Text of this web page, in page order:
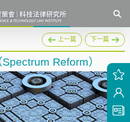
上一篇 下一篇
Reform）